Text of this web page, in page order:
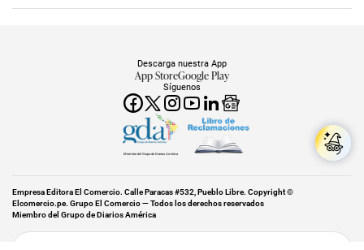
Síguenos
Descarga nuestra App
App StoreGoogle Play
Miembro del Grupo de Diarios América
Empresa Editora El Comercio. Calle Paracas #532, Pueblo Libre. Copyright ©
Elcomercio.pe. Grupo El Comercio — Todos los derechos reservados
Miembro del Grupo de Diarios América